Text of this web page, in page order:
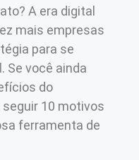
A era digital
mais empresas
para se
Se você ainda
do
10 motivos
ferramenta de